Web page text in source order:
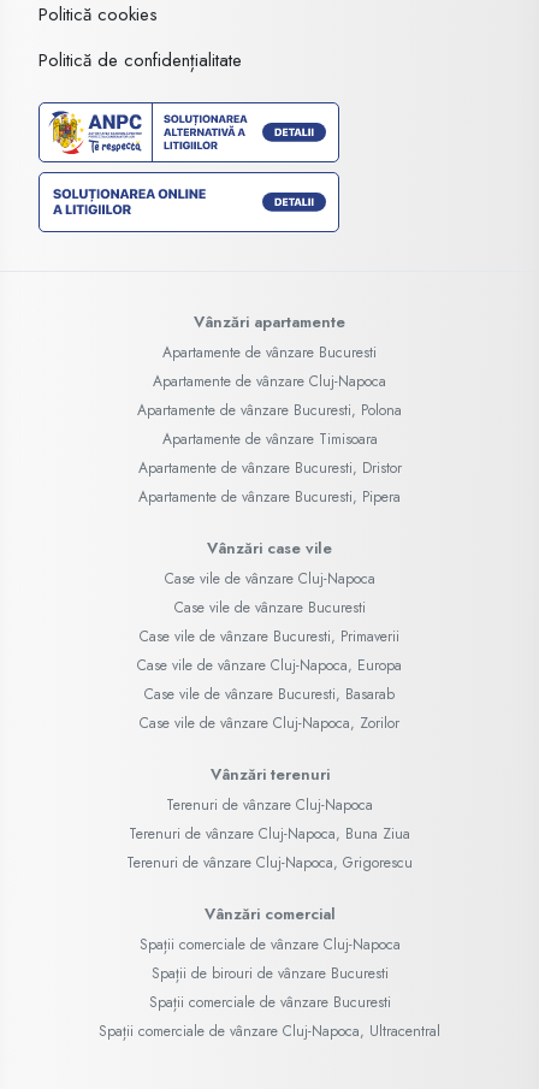
Politică cookies
Politică de confidențialitate
Vânzări apartamente
Apartamente de vânzare Bucuresti
Apartamente de vânzare Cluj-Napoca
Apartamente de vânzare Bucuresti, Polona
Apartamente de vânzare Timisoara
Apartamente de vânzare Bucuresti, Dristor
Apartamente de vânzare Bucuresti, Pipera
Vânzări case vile
Case vile de vânzare Cluj-Napoca
Case vile de vânzare Bucuresti
Case vile de vânzare Bucuresti, Primaverii
Case vile de vânzare Cluj-Napoca, Europa
Case vile de vânzare Bucuresti, Basarab
Case vile de vânzare Cluj-Napoca, Zorilor
Vânzări terenuri
Terenuri de vânzare Cluj-Napoca
Terenuri de vânzare Cluj-Napoca, Buna Ziua
Terenuri de vânzare Cluj-Napoca, Grigorescu
Vânzări comercial
Spații comerciale de vânzare Cluj-Napoca
Spații de birouri de vânzare Bucuresti
Spații comerciale de vânzare Bucuresti
Spații comerciale de vânzare Cluj-Napoca, Ultracentral